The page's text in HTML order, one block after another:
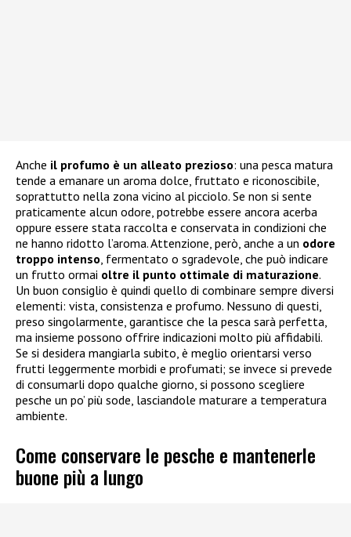
Anche il profumo è un alleato prezioso: una pesca matura
tende a emanare un aroma dolce, fruttato e riconoscibile,
soprattutto nella zona vicino al picciolo. Se non si sente
praticamente alcun odore, potrebbe essere ancora acerba
oppure essere stata raccolta e conservata in condizioni che
ne hanno ridotto l’aroma. Attenzione, però, anche a un odore
troppo intenso , fermentato o sgradevole, che può indicare
un frutto ormai oltre il punto ottimale di maturazione.
Un buon consiglio è quindi quello di combinare sempre diversi
elementi: vista, consistenza e profumo. Nessuno di questi,
preso singolarmente, garantisce che la pesca sarà perfetta,
ma insieme possono offrire indicazioni molto più affidabili.
Se si desidera mangiarla subito, è meglio orientarsi verso
frutti leggermente morbidi e profumati; se invece si prevede
di consumarli dopo qualche giorno, si possono scegliere
pesche un po’ più sode, lasciandole maturare a temperatura
ambiente.
Come conservare le pesche e mantenerle
buone più a lungo